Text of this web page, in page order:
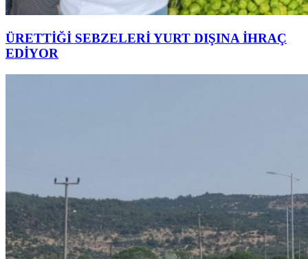
ÜRETTİĞİ SEBZELERİ YURT DIŞINA İHRAÇ
EDİYOR